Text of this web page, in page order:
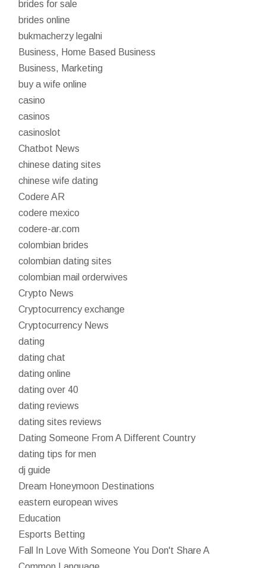
brides for sale
brides online
bukmacherzy legalni
Business, Home Based Business
Business, Marketing
buy a wife online
casino
casinos
casinoslot
Chatbot News
chinese dating sites
chinese wife dating
Codere AR
codere mexico
codere-ar.com
colombian brides
colombian dating sites
colombian mail orderwives
Crypto News
Cryptocurrency exchange
Cryptocurrency News
dating
dating chat
dating online
dating over 40
dating reviews
dating sites reviews
Dating Someone From A Different Country
dating tips for men
dj guide
Dream Honeymoon Destinations
eastern european wives
Education
Esports Betting
Fall In Love With Someone You Don't Share A